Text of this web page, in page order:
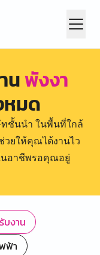
นพังงา
มด
ชั้นนำ ในพื้นที่ใกล้
ยให้คุณได้งานไว
นอาชีพรอคุณอยู่
บงาน
ฟ้า